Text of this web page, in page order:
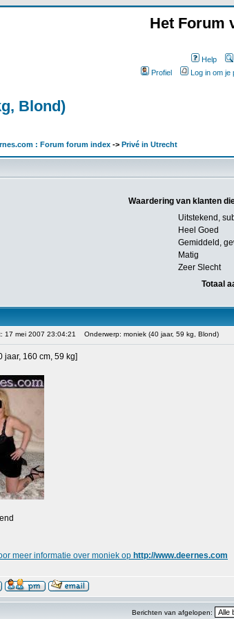
Het Forum
Help
Profiel
Log in om je
Blond)
: Forum forum index -> Privé in Utrecht
Waardering van klanten
Uitstekend,
Heel Goed
Gemiddeld,
Matig
Zeer Slecht
Totaal
17 mei 2007 23:04:21 Onderwerp: moniek (40 jaar, 59 kg, Blond)
jaar, 160 cm, 59 kg]
meer informatie over moniek op http://www.deernes.com
Berichten van afgelopen: